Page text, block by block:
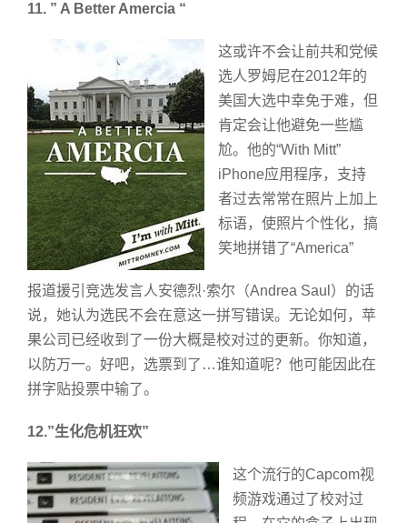
11. ” A Better Amercia “
这或许不会让前共和党候
选人罗姆尼在2012年的
美国大选中幸免于难，但
肯定会让他避免一些尴
尬。他的“With Mitt”
iPhone应用程序，支持
者过去常常在照片上加上
标语，使照片个性化，搞
笑地拼错了“America”
报道援引竞选发言人安德烈·索尔（Andrea Saul）的话
说，她认为选民不会在意这一拼写错误。无论如何，苹
果公司已经收到了一份大概是校对过的更新。你知道，
以防万一。好吧，选票到了…谁知道呢？他可能因此在
拼字贴投票中输了。
12.”生化危机狂欢”
这个流行的Capcom视
频游戏通过了校对过